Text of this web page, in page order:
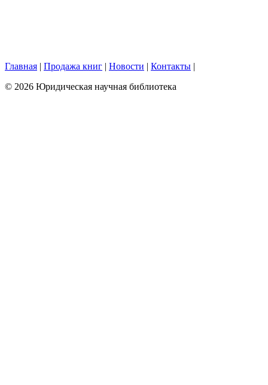
Главная | Продажа книг | Новости | Контакты |
© 2026 Юридическая научная библиотека